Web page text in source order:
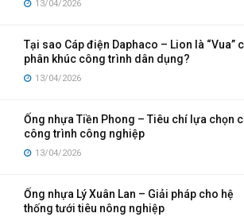
13/04/2026
Tại sao Cáp điện Daphaco – Lion là “Vua”
phân khúc công trình dân dụng?
13/04/2026
Ống nhựa Tiền Phong – Tiêu chí lựa chọn
công trình công nghiệp
13/04/2026
Ống nhựa Lý Xuân Lan – Giải pháp cho hệ
thống tưới tiêu nông nghiệp